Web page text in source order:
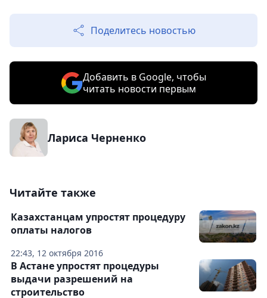
Поделитесь новостью
Добавить в Google, чтобы
читать новости первым
Лариса Черненко
Читайте также
22:43, 12 октября 2016
Казахстанцам упростят процедуру
оплаты налогов
В Астане упростят процедуры
выдачи разрешений на
строительство